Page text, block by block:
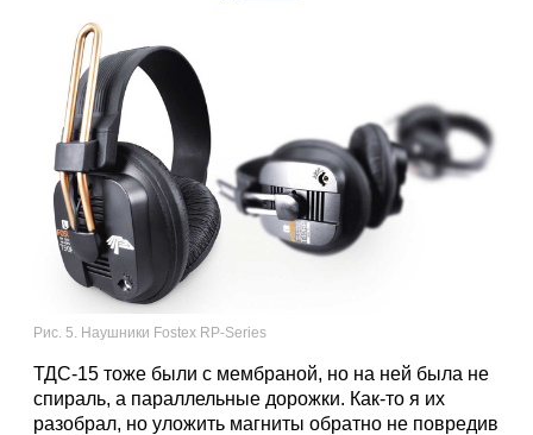
Рис. 5. Наушники Fostex RP-Series
ТДС-15 тоже были с мембраной, но на ней была не
спираль, а параллельные дорожки. Как-то я их
разобрал, но уложить магниты обратно не повредив